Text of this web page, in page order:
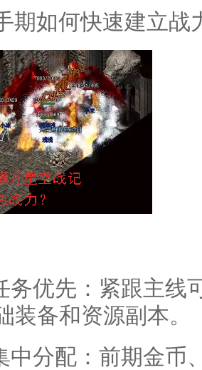
期如何快速建立战
务优先：紧跟主线
装备和资源副本。
中分配：前期金币